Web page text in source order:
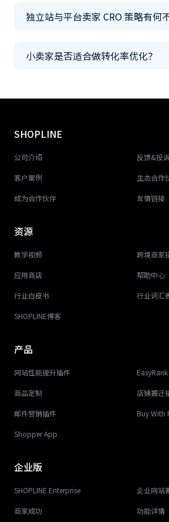
独立站与平台卖家 CRO 策略有何
小卖家是否适合做转化率优化？
SHOPLINE
公司介绍 反馈&投
客户案例 生态合作
成为合作伙伴 友情链接
资源
教学视频 跨境商家
应用商店 帮助中心
行业白皮书 行业词汇
SHOPLINE博客
产品
网站性能提升插件 EasyRank
商品定制 店铺搬迁
邮件营销插件 Buy With
Shopper App
企业版
SHOPLINE Enterprise 企业网站
商家成功 功能详情